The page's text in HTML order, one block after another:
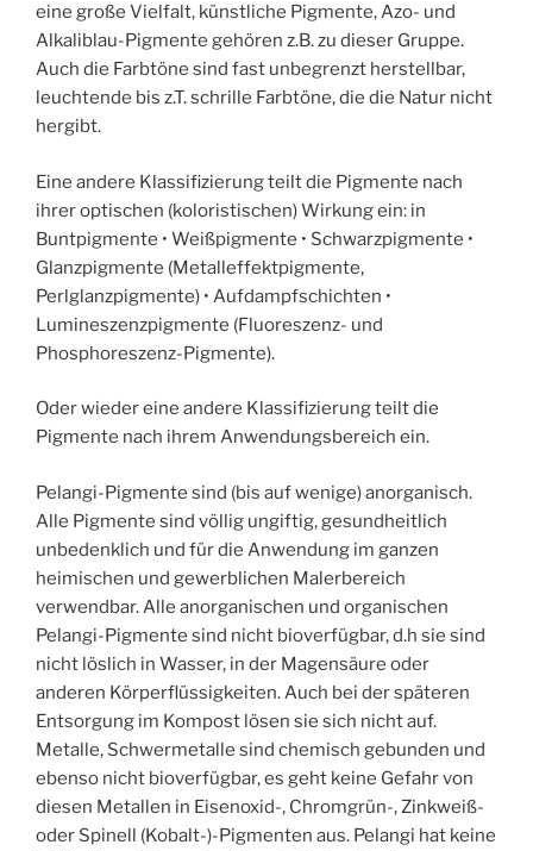
eine große Vielfalt, künstliche Pigmente, Azo- und
Alkaliblau-Pigmente gehören z.B. zu dieser Gruppe.
Auch die Farbtöne sind fast unbegrenzt herstellbar,
leuchtende bis z.T. schrille Farbtöne, die die Natur nicht
hergibt.
Eine andere Klassifizierung teilt die Pigmente nach
ihrer optischen (koloristischen) Wirkung ein: in
Buntpigmente • Weißpigmente • Schwarzpigmente •
Glanzpigmente (Metalleffektpigmente,
Perlglanzpigmente) • Aufdampfschichten •
Lumineszenzpigmente (Fluoreszenz- und
Phosphoreszenz-Pigmente).
Oder wieder eine andere Klassifizierung teilt die
Pigmente nach ihrem Anwendungsbereich ein.
Pelangi-Pigmente sind (bis auf wenige) anorganisch.
Alle Pigmente sind völlig ungiftig, gesundheitlich
unbedenklich und für die Anwendung im ganzen
heimischen und gewerblichen Malerbereich
verwendbar. Alle anorganischen und organischen
Pelangi-Pigmente sind nicht bioverfügbar, d.h sie sind
nicht löslich in Wasser, in der Magensäure oder
anderen Körperflüssigkeiten. Auch bei der späteren
Entsorgung im Kompost lösen sie sich nicht auf.
Metalle, Schwermetalle sind chemisch gebunden und
ebenso nicht bioverfügbar, es geht keine Gefahr von
diesen Metallen in Eisenoxid-, Chromgrün-, Zinkweiß-
oder Spinell (Kobalt-)-Pigmenten aus. Pelangi hat keine